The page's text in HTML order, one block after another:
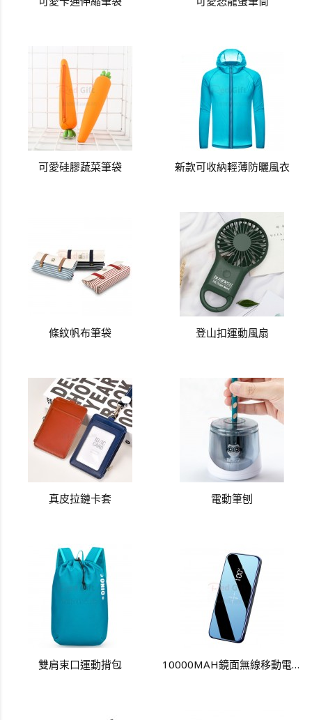
可愛硅膠蔬菜筆袋 新款可收納輕薄防曬風衣
條紋帆布筆袋 登山扣運動風扇
真皮拉鏈卡套 電動筆刨
雙肩束口運動揹包 10000MAH鏡面無線移動電源